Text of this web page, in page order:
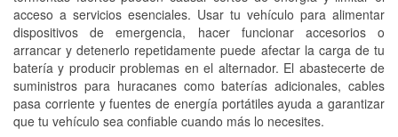
acceso a servicios esenciales. Usar tu vehículo para alimentar
dispositivos de emergencia, hacer funcionar accesorios o
arrancar y detenerlo repetidamente puede afectar la carga de tu
batería y producir problemas en el alternador. El abastecerte de
suministros para huracanes como baterías adicionales, cables
pasa corriente y fuentes de energía portátiles ayuda a garantizar
que tu vehículo sea confiable cuando más lo necesites.
Mangueras hidráulicas a la medida
Hurricane Supplies
Conoce más